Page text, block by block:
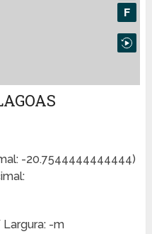
-20.7544444444444)
-m